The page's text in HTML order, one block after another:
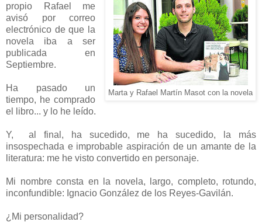
Marta y Rafael Martín Masot con la novela
propio Rafael me
avisó por correo
electrónico de que la
novela iba a ser
publicada en
Septiembre.
Ha pasado un
tiempo, he comprado
el libro... y lo he leído.
Y, al final, ha sucedido, me ha sucedido, la más
insospechada e improbable aspiración de un amante de la
literatura: me he visto convertido en personaje.
Mi nombre consta en la novela, largo, completo, rotundo,
inconfundible: Ignacio González de los Reyes-Gavilán.
¿Mi personalidad?